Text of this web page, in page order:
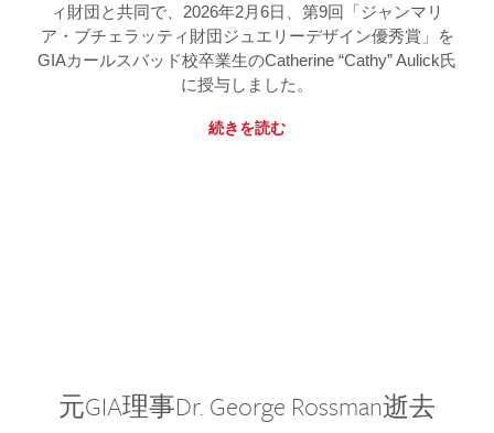
ィ財団と共同で、2026年2月6日、第9回「ジャンマリ
ア・ブチェラッティ財団ジュエリーデザイン優秀賞」を
GIAカールスバッド校卒業生のCatherine “Cathy” Aulick氏
に授与しました。
続きを読む
元GIA理事Dr. George Rossman逝去